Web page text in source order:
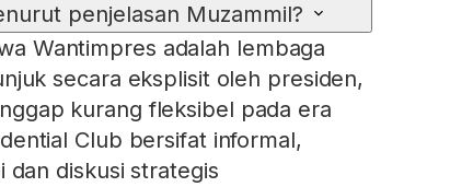
penjelasan Muzammil?
Wantimpres adalah lembaga
secara eksplisit oleh presiden,
kurang fleksibel pada era
Club bersifat informal,
dan diskusi strategis